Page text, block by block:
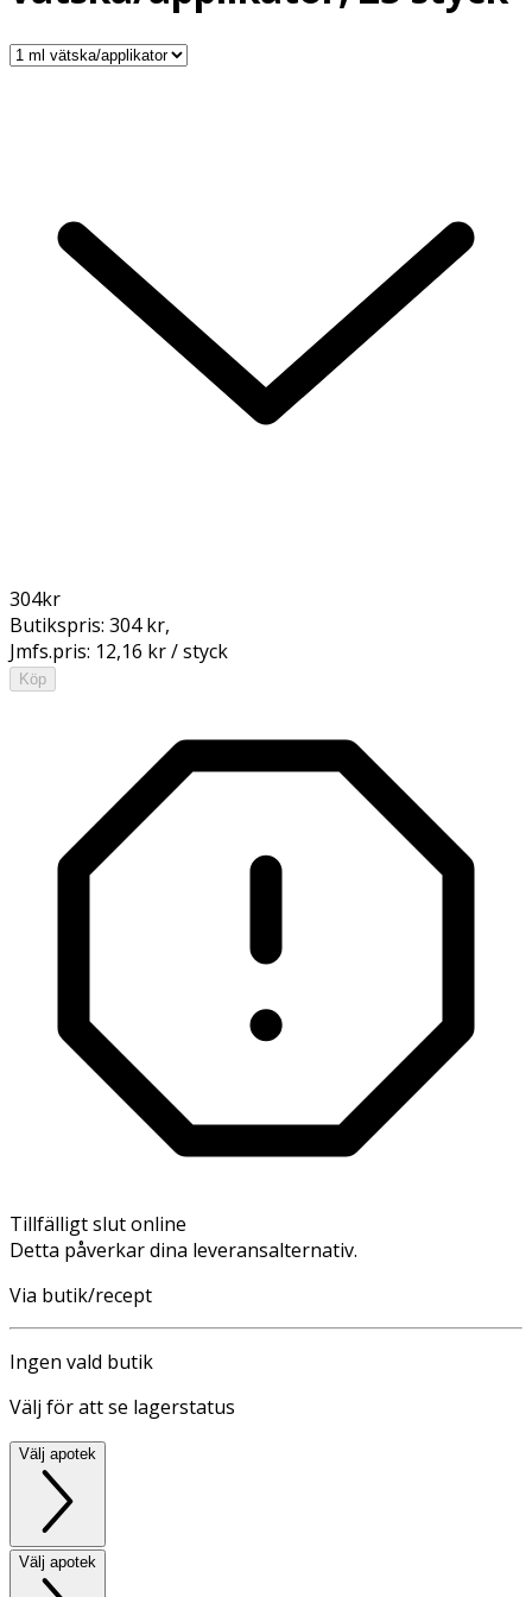
304kr
Butikspris: 304 kr,
Jmfs.pris: 12,16 kr / styck
Köp
Tillfälligt slut online
Detta påverkar dina leveransalternativ.
Via butik/recept
Ingen vald butik
Välj för att se lagerstatus
Välj apotek
Välj apotek